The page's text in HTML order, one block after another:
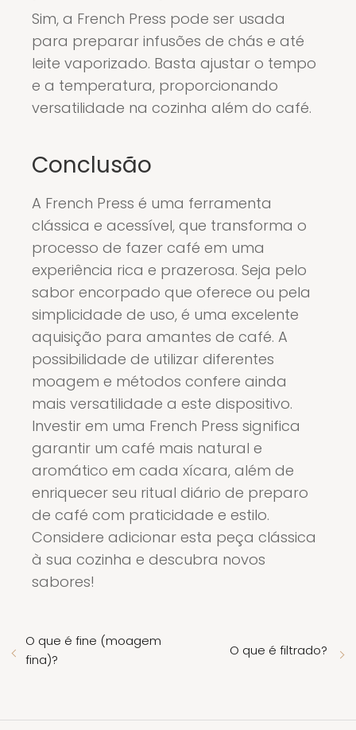
Sim, a French Press pode ser usada
para preparar infusões de chás e até
leite vaporizado. Basta ajustar o tempo
e a temperatura, proporcionando
versatilidade na cozinha além do café.
Conclusão
A French Press é uma ferramenta
clássica e acessível, que transforma o
processo de fazer café em uma
experiência rica e prazerosa. Seja pelo
sabor encorpado que oferece ou pela
simplicidade de uso, é uma excelente
aquisição para amantes de café. A
possibilidade de utilizar diferentes
moagem e métodos confere ainda
mais versatilidade a este dispositivo.
Investir em uma French Press significa
garantir um café mais natural e
aromático em cada xícara, além de
enriquecer seu ritual diário de preparo
de café com praticidade e estilo.
Considere adicionar esta peça clássica
à sua cozinha e descubra novos
sabores!
O que é fine (moagem
fina)?
O que é filtrado?